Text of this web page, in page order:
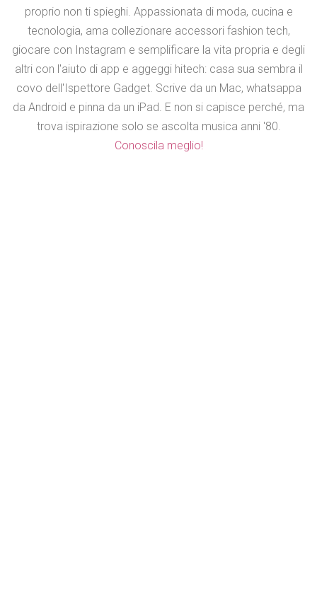
proprio non ti spieghi. Appassionata di moda, cucina e
tecnologia, ama collezionare accessori fashion tech,
giocare con Instagram e semplificare la vita propria e degli
altri con l'aiuto di app e aggeggi hitech: casa sua sembra il
covo dell'Ispettore Gadget. Scrive da un Mac, whatsappa
da Android e pinna da un iPad. E non si capisce perché, ma
trova ispirazione solo se ascolta musica anni '80.
Conoscila meglio!